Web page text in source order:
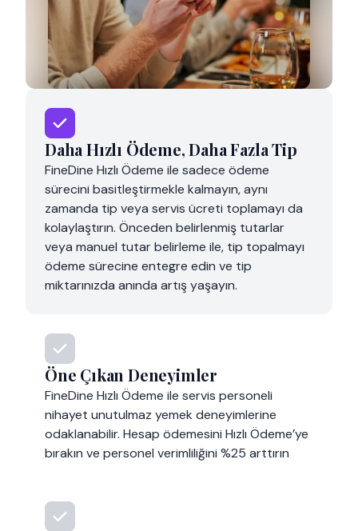
Daha Hızlı Ödeme, Daha Fazla Tip
FineDine Hızlı Ödeme ile sadece ödeme
sürecini basitleştirmekle kalmayın, aynı
zamanda tip veya servis ücreti toplamayı da
kolaylaştırın. Önceden belirlenmiş tutarlar
veya manuel tutar belirleme ile, tip topalmayı
ödeme sürecine entegre edin ve tip
miktarınızda anında artış yaşayın.
Öne Çıkan Deneyimler
FineDine Hızlı Ödeme ile servis personeli
nihayet unutulmaz yemek deneyimlerine
odaklanabilir. Hesap ödemesini Hızlı Ödeme’ye
bırakın ve personel verimliliğini %25 arttırın